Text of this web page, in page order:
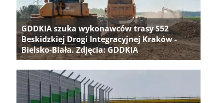
GDDKIA szuka wykonawców trasy S52
Beskidzkiej Drogi Integracyjnej Kraków -
Bielsko-Biała. Zdjęcia: GDDKIA